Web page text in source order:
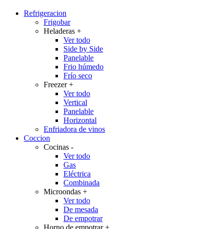
Refrigeracion
Frigobar
Heladeras +
Ver todo
Side by Side
Panelable
Frio húmedo
Frío seco
Freezer+
Ver todo
Vertical
Panelable
Horizontal
Enfriadora de vinos
Coccion
Cocinas -
Ver todo
Gas
Eléctrica
Combinada
Microondas +
Ver todo
De mesada
De empotrar
Horno de empotrar+